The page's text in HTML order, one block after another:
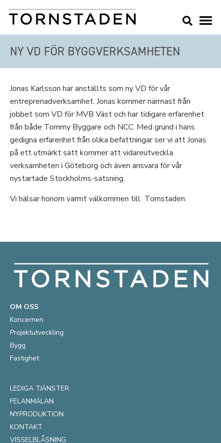
NY VD FÖR BYGGVERKSAMHETEN
Jonas Karlsson har anställts som ny VD för vår
entreprenadverksamhet. Jonas kommer närmast från
jobbet som VD för MVB Väst och har tidigare erfarenhet
från både Tommy Byggare och NCC. Med grund i hans
gedigna erfarenhet från olika befattningar ser vi att Jonas
på ett utmärkt sätt kommer att vidareutveckla
verksamheten i Göteborg och även ansvara för vår
nystartade Stockholms-satsning.
Vi hälsar honom varmt välkommen till Tornstaden.
OM OSS
Koncernen
Projektutveckling
Bygg
Fastighet
LEDIGA TJÄNSTER
FELANMÄLAN
NYPRODUKTION
KONTAKT
VISSELBLÅSNING